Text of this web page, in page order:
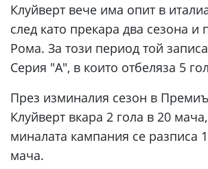
Клуйверт вече има опит в
след като прекара два сезона и
Рома. За този период той
Серия "А", в които отбеляза 5
През изминалия сезон в
Клуйверт вкара 2 гола в 20
миналата кампания се разписа
мача.